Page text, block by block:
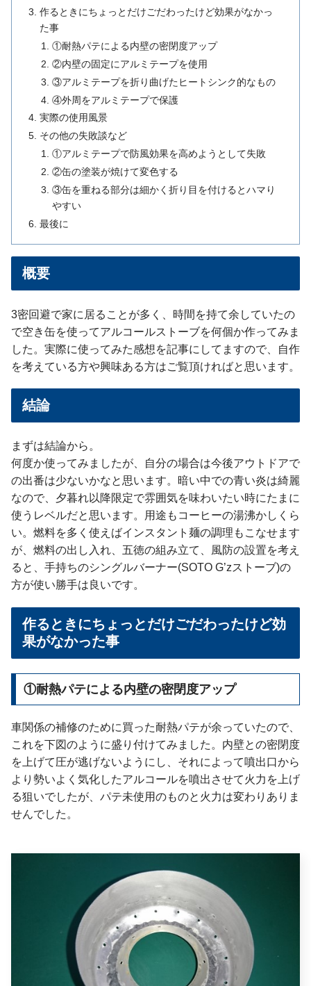
作るときにちょっとだけごだわったけど効果がなかっ
た事
①耐熱パテによる内壁の密閉度アップ
②内壁の固定にアルミテープを使用
③アルミテープを折り曲げたヒートシンク的なもの
④外周をアルミテープで保護
実際の使用風景
その他の失敗談など
①アルミテープで防風効果を高めようとして失敗
②缶の塗装が焼けて変色する
③缶を重ねる部分は細かく折り目を付けるとハマり
やすい
最後に
概要
3密回避で家に居ることが多く、時間を持て余していたの
で空き缶を使ってアルコールストーブを何個か作ってみま
した。実際に使ってみた感想を記事にしてますので、自作
を考えている方や興味ある方はご覧頂ければと思います。
結論
まずは結論から。
何度か使ってみましたが、自分の場合は今後アウトドアで
の出番は少ないかなと思います。暗い中での青い炎は綺麗
なので、夕暮れ以降限定で雰囲気を味わいたい時にたまに
使うレベルだと思います。用途もコーヒーの湯沸かしくら
い。燃料を多く使えばインスタント麺の調理もこなせます
が、燃料の出し入れ、五徳の組み立て、風防の設置を考え
ると、手持ちのシングルバーナー(SOTO G’zストーブ)の
方が使い勝手は良いです。
作るときにちょっとだけごだわったけど効
果がなかった事
①耐熱パテによる内壁の密閉度アップ
車関係の補修のために買った耐熱パテが余っていたので、
これを下図のように盛り付けてみました。内壁との密閉度
を上げて圧が逃げないようにし、それによって噴出口から
より勢いよく気化したアルコールを噴出させて火力を上げ
る狙いでしたが、パテ未使用のものと火力は変わりありま
せんでした。